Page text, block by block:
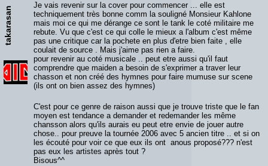
takarasan
Je vais revenir sur la cover pour commencer ... elle est
techniquement très bonne comm la souligné Monsieur Kahlone
mais moi ce qui me dérange ce sont le tank le coté militaire me
rebute. Vu que c'est ce qui colle le mieux a l'album c'est même
pas une critique car la pochete en plus d'etre bien faite , elle
coulait de source . Mais j'aime pas rien a faire.
pour revenir au coté musicale .. peut etre aussi qu'il faut
comprendre que maiden a besoin de s'exprimer a traver leur
chasson et non créé des hymnes pour faire mumuse sur scene
(ils ont on bien assez des hymnes)
C'est pour ce genre de raison aussi que je trouve triste que le fan
moyen est tendance a demander et redemander les même
chansson alors qu'ils aurais eu peut etre envie de jouer autre
chose.. pour preuve la tournée 2006 avec 5 ancien titre .. et si on
les écouté pour voir ce que eux ils ont anous proposé??? n'est
pas eux les artistes après tout ?
Bisous^^